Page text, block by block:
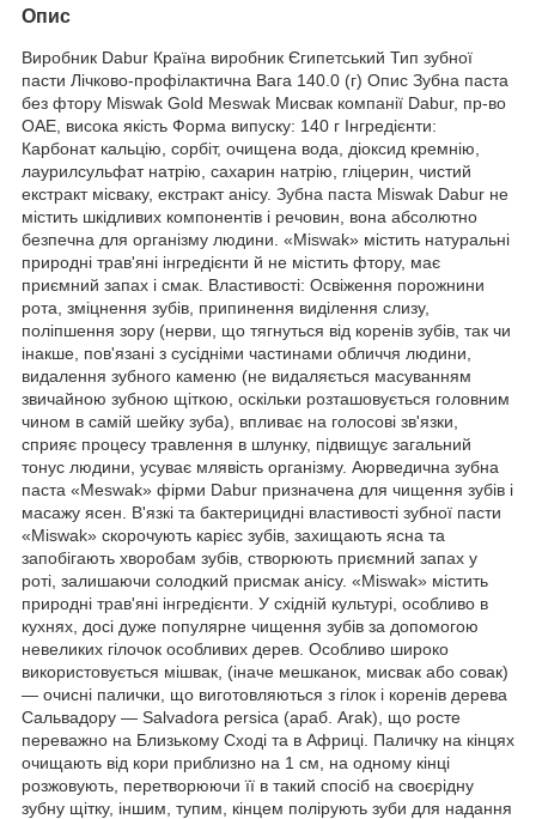
Опис
Виробник Dabur Країна виробник Єгипетський Тип зубної
пасти Лічково-профілактична Вага 140.0 (г) Опис Зубна паста
без фтору Miswak Gold Meswak Мисвак компанії Dabur, пр-во
ОАЕ, висока якість Форма випуску: 140 г Інгредієнти:
Карбонат кальцію, сорбіт, очищена вода, діоксид кремнію,
лаурилсульфат натрію, сахарин натрію, гліцерин, чистий
екстракт місваку, екстракт анісу. Зубна паста Miswak Dabur не
містить шкідливих компонентів і речовин, вона абсолютно
безпечна для організму людини. «Miswak» містить натуральні
природні трав'яні інгредієнти й не містить фтору, має
приємний запах і смак. Властивості: Освіження порожнини
рота, зміцнення зубів, припинення виділення слизу,
поліпшення зору (нерви, що тягнуться від коренів зубів, так чи
інакше, пов'язані з сусідніми частинами обличчя людини,
видалення зубного каменю (не видаляється масуванням
звичайною зубною щіткою, оскільки розташовується головним
чином в самій шейку зуба), впливає на голосові зв'язки,
сприяє процесу травлення в шлунку, підвищує загальний
тонус людини, усуває млявість організму. Аюрведична зубна
паста «Meswak» фірми Dabur призначена для чищення зубів і
масажу ясен. В'язкі та бактерицидні властивості зубної пасти
«Miswak» скорочують карієс зубів, захищають ясна та
запобігають хворобам зубів, створюють приємний запах у
роті, залишаючи солодкий присмак анісу. «Miswak» містить
природні трав'яні інгредієнти. У східній культурі, особливо в
кухнях, досі дуже популярне чищення зубів за допомогою
невеликих гілочок особливих дерев. Особливо широко
використовується мішвак, (іначе мешканок, мисвак або совак)
— очисні палички, що виготовляються з гілок і коренів дерева
Сальвадору — Salvadora persica (араб. Arak), що росте
переважно на Близькому Сході та в Африці. Паличку на кінцях
очищають від кори приблизно на 1 см, на одному кінці
розжовують, перетворюючи її в такий спосіб на своєрідну
зубну щітку, іншим, тупим, кінцем полірують зуби для надання